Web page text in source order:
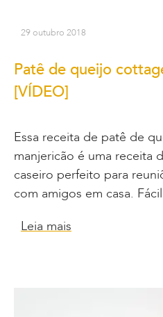
29 outubro 2018
Patê de queijo
[VÍDEO]
Essa receita de patê de
manjericão é uma receita
caseiro perfeito para
com amigos em casa.
Leia mais